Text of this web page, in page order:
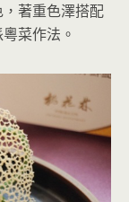
著重色澤搭配
菜作法。